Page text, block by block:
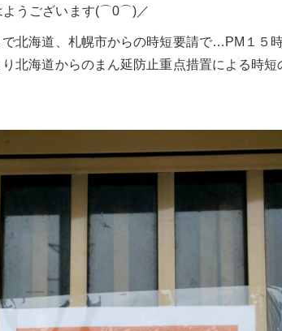
ようございます(⌒0⌒)／
北海道、札幌市からの時短要請で…PM１５
北海道からのまん延防止重点措置による時短